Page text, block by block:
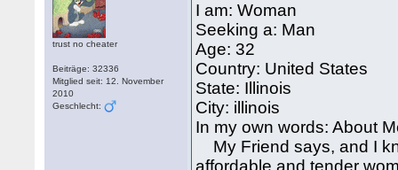
trust no cheater
Beiträge: 32336
Mitglied seit: 12. November
2010
Geschlecht:
I am: Woman
Seeking a: Man
Age: 32
Country: United States
State: Illinois
City: illinois
In my own words: About
My Friend says, and I
affordable and tender